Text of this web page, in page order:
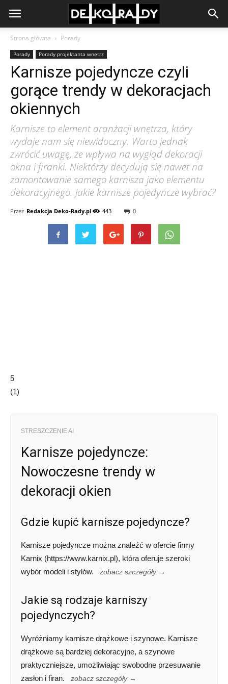
Strona główna Porady
Porady Porady projektanta wnętrz
Karnisze pojedyncze czyli
gorące trendy w dekoracjach
okiennych
Karnisze to element aranżacji wnętrza, który
wydaje nam się niewidoczny. Warto jednak
zwrócić uwagę, że wpływa na wygląd dekoracji
okna i firanki. Niektórzy decydują się nawet na
zamontowanie samego karnisza jako elementu
dekoracyjnego. Jakie karnisze pojedyncze wybrać?
Przez Redakcja Deko-Rady.pl 443 0
5
(1)
STRESZCZENIE AI
Karnisze pojedyncze:
Nowoczesne trendy w
dekoracji okien
Gdzie kupić karnisze pojedyncze?
Karnisze pojedyncze można znaleźć w ofercie firmy
Karnix (https://www.karnix.pl), która oferuje szeroki
wybór modeli i stylów.
zobacz szczegóły →
Jakie są rodzaje karniszy
pojedynczych?
Wyróżniamy karnisze drążkowe i szynowe. Karnisze
drążkowe są bardziej dekoracyjne, a szynowe
praktyczniejsze, umożliwiając swobodne przesuwanie
zasłon i firan.
zobacz szczegóły →